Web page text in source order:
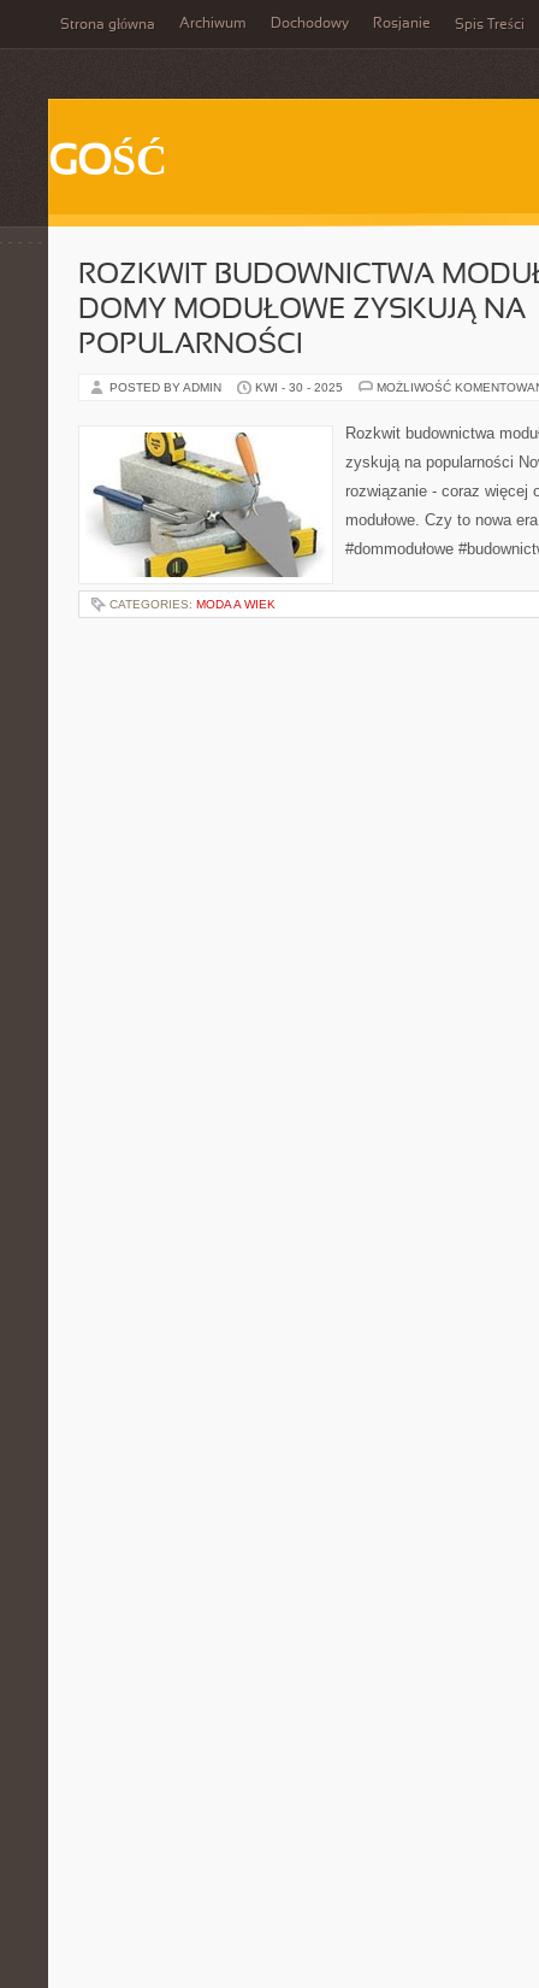
Strona główna Archiwum Dochodowy Rosjanie Spis Treści
GOŚĆ
ROZKWIT BUDOWNICTWA
DOMY MODUŁOWE ZYSKUJĄ NA
POPULARNOŚCI
POSTED BY ADMIN KWI - 30 - 2025 MOŻLIWOŚĆ
Rozkwit budownictwa
zyskują na popularności
rozwiązanie - coraz więcej
modułowe. Czy to nowa
#dommodułowe
CATEGORIES: MODA A WIEK